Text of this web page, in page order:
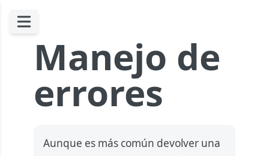
Manejo de
errores
Aunque es más común devolver una